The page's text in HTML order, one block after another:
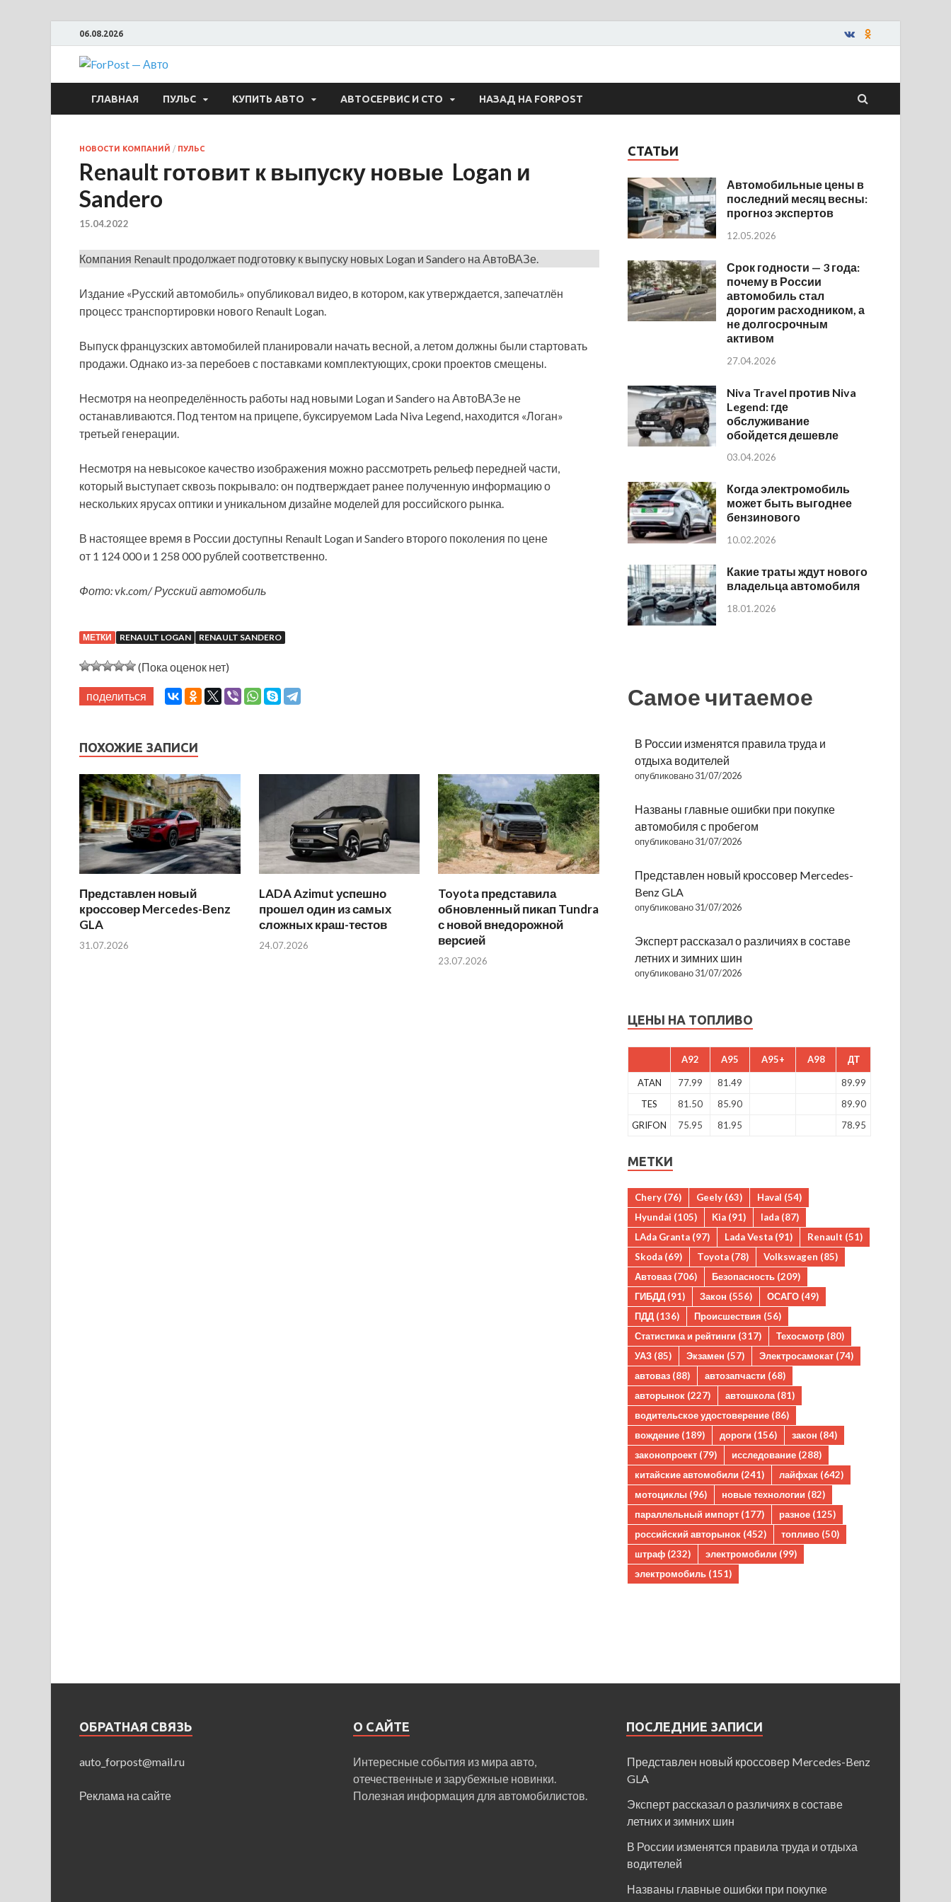
06.08.2026
ForPost — Авто
ГЛАВНАЯ ПУЛЬС КУПИТЬ АВТО АВТОСЕРВИС И СТО НАЗАД НА FORPOST
НОВОСТИ КОМПАНИЙ / ПУЛЬС
Renault готовит к выпуску новые Logan и
Sandero
15.04.2022
Компания Renault продолжает подготовку к выпуску новых Logan и Sandero на АвтоВАЗе.
Издание «Русский автомобиль» опубликовал видео, в котором, как утверждается, запечатлён
процесс транспортировки нового Renault Logan.
Выпуск французских автомобилей планировали начать весной, а летом должны были стартовать
продажи. Однако из-за перебоев с поставками комплектующих, сроки проектов смещены.
Несмотря на неопределённость работы над новыми Logan и Sandero на АвтоВАЗе не
останавливаются. Под тентом на прицепе, буксируемом Lada Niva Legend, находится «Логан»
третьей генерации.
Несмотря на невысокое качество изображения можно рассмотреть рельеф передней части,
который выступает сквозь покрывало: он подтверждает ранее полученную информацию о
нескольких ярусах оптики и уникальном дизайне моделей для российского рынка.
В настоящее время в России доступны Renault Logan и Sandero второго поколения по цене
от 1 124 000 и 1 258 000 рублей соответственно.
Фото: vk.com/ Русский автомобиль
МЕТКИ RENAULT LOGAN RENAULT SANDERO
(Пока оценок нет)
поделиться
ПОХОЖИЕ ЗАПИСИ
Представлен новый
кроссовер Mercedes-Benz
GLA
31.07.2026
LADA Azimut успешно
прошел один из самых
сложных краш-тестов
24.07.2026
Toyota представила
обновленный пикап Tundra
с новой внедорожной
версией
23.07.2026
СТАТЬИ
Автомобильные цены в
последний месяц весны:
прогноз экспертов
12.05.2026
Срок годности — 3 года:
почему в России
автомобиль стал
дорогим расходником, а
не долгосрочным
активом
27.04.2026
Niva Travel против Niva
Legend: где
обслуживание
обойдется дешевле
03.04.2026
Когда электромобиль
может быть выгоднее
бензинового
10.02.2026
Какие траты ждут нового
владельца автомобиля
18.01.2026
Самое читаемое
В России изменятся правила труда и
отдыха водителей
опубликовано 31/07/2026
Названы главные ошибки при покупке
автомобиля с пробегом
опубликовано 31/07/2026
Представлен новый кроссовер Mercedes-
Benz GLA
опубликовано 31/07/2026
Эксперт рассказал о различиях в составе
летних и зимних шин
опубликовано 31/07/2026
ЦЕНЫ НА ТОПЛИВО
A92 A95 A95+ A98 ДТ
ATAN 77.99 81.49
89.99
TES
81.50 85.90
89.90
GRIFON
75.95 81.95 78.95
МЕТКИ
Chery (76) Geely (63) Haval (54)
Hyundai (105) Kia (91) lada (87)
LAda Granta (97) Lada Vesta (91) Renault (51)
Skoda (69) Toyota (78) Volkswagen (85)
Автоваз (706) Безопасность (209)
ГИБДД (91) Закон (556) ОСАГО (49)
ПДД (136) Происшествия (56)
Статистика и рейтинги (317) Техосмотр (80)
УАЗ (85) Экзамен (57) Электросамокат (74)
автоваз (88) автозапчасти (68)
авторынок (227) автошкола (81)
водительское удостоверение (86)
вождение (189) дороги (156) закон (84)
законопроект (79) исследование (288)
китайские автомобили (241) лайфхак (642)
мотоциклы (96) новые технологии (82)
параллельный импорт (177) разное (125)
российский авторынок (452) топливо (50)
штраф (232) электромобили (99)
электромобиль (151)
ОБРАТНАЯ СВЯЗЬ
auto_forpost@mail.ru
Реклама на сайте
О САЙТЕ
Интересные события из мира авто,
отечественные и зарубежные новинки.
Полезная информация для автомобилистов.
ПОСЛЕДНИЕ ЗАПИСИ
Представлен новый кроссовер Mercedes-Benz
GLA
Эксперт рассказал о различиях в составе
летних и зимних шин
В России изменятся правила труда и отдыха
водителей
Названы главные ошибки при покупке